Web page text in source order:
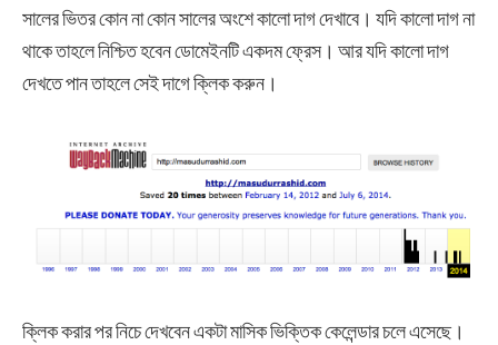
সালের ভিতর কোন না কোন সালের অংশে কালো দাগ দেখাবে। যদি কালো দাগ না
থাকে তাহলে নিশ্চিত হবেন ডোমেইনটি একদম ফ্রেস। আর যদি কালো দাগ
দেখতে পান তাহলে সেই দাগে ক্লিক করুন।
ক্লিক করার পর নিচে দেখবেন একটা মাসিক ভিক্তিক কেলেন্ডার চলে এসেছে।